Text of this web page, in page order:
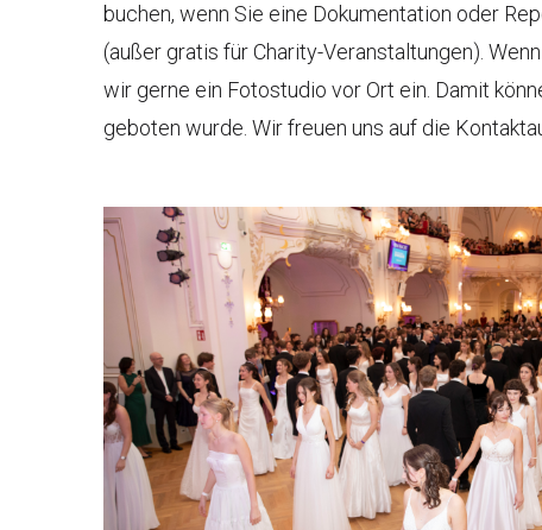
buchen, wenn Sie eine Dokumentation oder
(außer gratis für Charity-Veranstaltungen).
wir gerne ein Fotostudio vor Ort ein. Damit
geboten wurde. Wir freuen uns auf die